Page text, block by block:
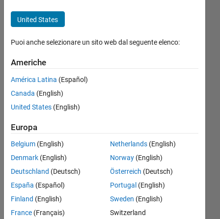
mean in the
Stephen
4 Ott
2019
4
accettata
Aggiornato
25 Nov
2020
151
Visualizzazioni
United States
Puoi anche selezionare un sito web dal seguente elenco:
Americhe
América Latina (Español)
Canada (English)
United States (English)
Europa
Belgium (English)
Denmark (English)
Deutschland (Deutsch)
España (Español)
Finland (English)
France (Français)
Netherlands(English)
Norway(English)
Österreich (Deutsch)
Portugal (English)
Sweden (English)
Switzerland